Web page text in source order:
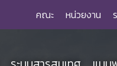
คณะ หน่วยงาน